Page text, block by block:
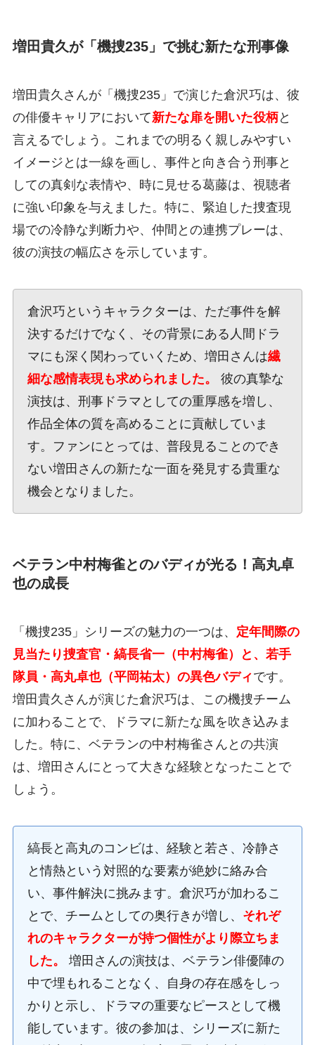
増田貴久が「機捜235」で挑む新たな刑事像
増田貴久さんが「機捜235」で演じた倉沢巧は、彼
の俳優キャリアにおいて新たな扉を開いた役柄と
言えるでしょう。これまでの明るく親しみやすい
イメージとは一線を画し、事件と向き合う刑事と
しての真剣な表情や、時に見せる葛藤は、視聴者
に強い印象を与えました。特に、緊迫した捜査現
場での冷静な判断力や、仲間との連携プレーは、
彼の演技の幅広さを示しています。
倉沢巧というキャラクターは、ただ事件を解
決するだけでなく、その背景にある人間ドラ
マにも深く関わっていくため、増田さんは繊
細な感情表現も求められました。
彼の真摯な
演技は、刑事ドラマとしての重厚感を増し、
作品全体の質を高めることに貢献していま
す。ファンにとっては、普段見ることのでき
ない増田さんの新たな一面を発見する貴重な
機会となりました。
ベテラン中村梅雀とのバディが光る！高丸卓
也の成長
「機捜235」シリーズの魅力の一つは、 定年間際の
見当たり捜査官・縞長省一（中村梅雀）と、若手
隊員・高丸卓也（平岡祐太）の異色バディです。
増田貴久さんが演じた倉沢巧は、この機捜チーム
に加わることで、ドラマに新たな風を吹き込みま
した。特に、ベテランの中村梅雀さんとの共演
は、増田さんにとって大きな経験となったことで
しょう。
縞長と高丸のコンビは、経験と若さ、冷静さ
と情熱という対照的な要素が絶妙に絡み合
い、事件解決に挑みます。倉沢巧が加わるこ
とで、チームとしての奥行きが増し、 それぞ
れのキャラクターが持つ個性がより際立ちま
した。
増田さんの演技は、ベテラン俳優陣の
中で埋もれることなく、自身の存在感をしっ
かりと示し、ドラマの重要なピースとして機
能しています。彼の参加は、シリーズに新た